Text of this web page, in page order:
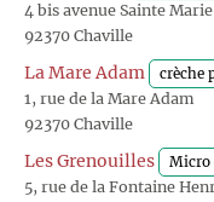
4 bis avenue Sainte Marie
92370 Chaville
La Mare Adam crèche
1, rue de la Mare Adam
92370 Chaville
Les Grenouilles Micro
5, rue de la Fontaine